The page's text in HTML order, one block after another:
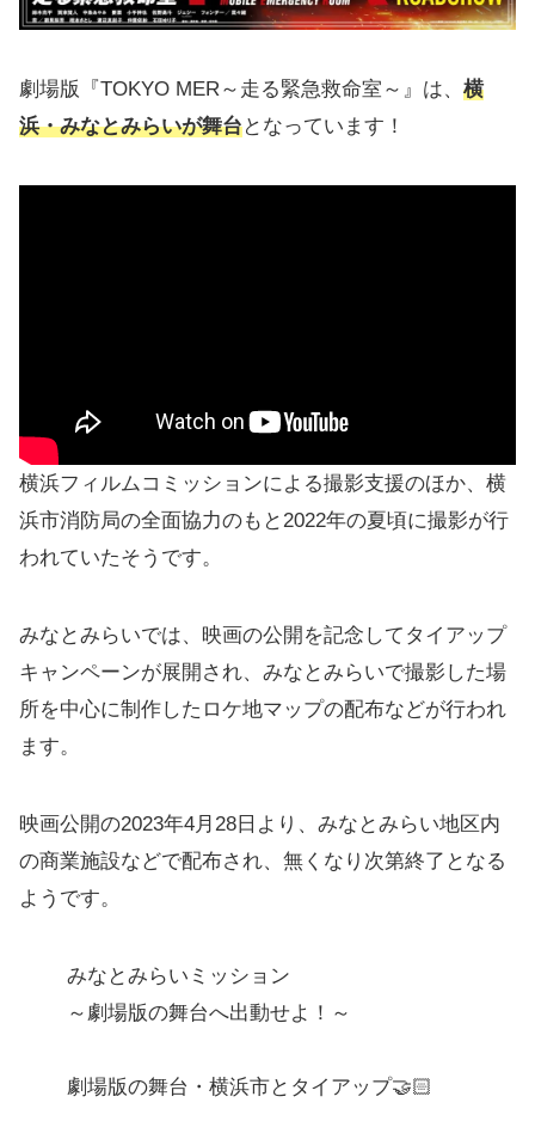
劇場版『TOKYO MER～走る緊急救命室～』は、 横
浜・みなとみらいが舞台となっています！
横浜フィルムコミッションによる撮影支援のほか、横
浜市消防局の全面協力のもと2022年の夏頃に撮影が行
われていたそうです。
みなとみらいでは、映画の公開を記念してタイアップ
キャンペーンが展開され、みなとみらいで撮影した場
所を中心に制作したロケ地マップの配布などが行われ
ます。
映画公開の2023年4月28日より、みなとみらい地区内
の商業施設などで配布され、無くなり次第終了となる
ようです。
みなとみらいミッション
～劇場版の舞台へ出動せよ！～
劇場版の舞台・横浜市とタイアップ🤝🏻